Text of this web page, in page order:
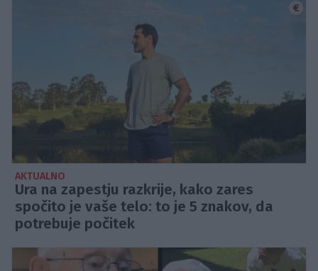
AKTUALNO
Ura na zapestju razkrije, kako zares
spočito je vaše telo: to je 5 znakov, da
potrebuje počitek